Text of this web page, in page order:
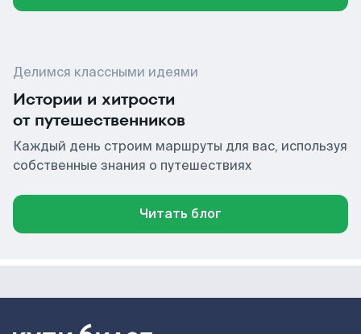
Делимся классными идеями
Истории и хитрости
от путешественников
Каждый день строим маршруты для вас, используя
собственные знания о путешествиях
Читать блог